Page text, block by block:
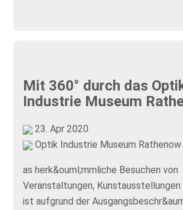
Mit 360° durch das
Industrie Museum
23. Apr 2020
Optik Industrie Museum Rathenow
as herk&ouml;mmliche Besuchen von
Veranstaltungen, Kunstausstellungen
ist aufgrund der